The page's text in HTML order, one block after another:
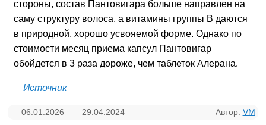
стороны, состав Пантовигара больше направлен на
саму структуру волоса, а витамины группы B даются
в природной, хорошо усвояемой форме. Однако по
стоимости месяц приема капсул Пантовигар
обойдется в 3 раза дороже, чем таблеток Алерана.
Источник
06.01.2026 29.04.2024 Автор: VM